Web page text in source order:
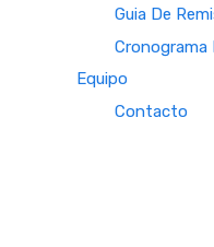
Guia De
Cronograma
Equipo
Contacto